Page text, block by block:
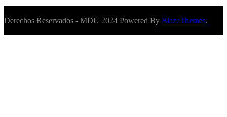
Derechos Reservados - MDU 2024 Powered By BlazeThemes.